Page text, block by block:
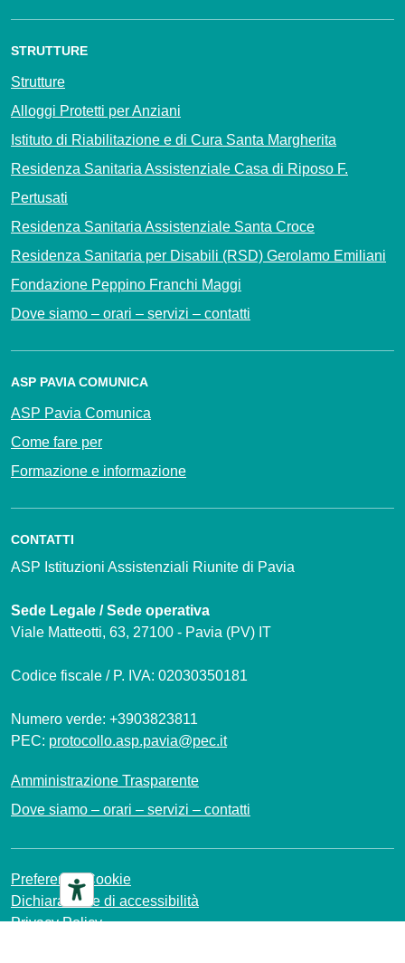
STRUTTURE
Strutture
Alloggi Protetti per Anziani
Istituto di Riabilitazione e di Cura Santa Margherita
Residenza Sanitaria Assistenziale Casa di Riposo F.
Pertusati
Residenza Sanitaria Assistenziale Santa Croce
Residenza Sanitaria per Disabili (RSD) Gerolamo Emiliani
Fondazione Peppino Franchi Maggi
Dove siamo – orari – servizi – contatti
ASP PAVIA COMUNICA
ASP Pavia Comunica
Come fare per
Formazione e informazione
CONTATTI
ASP Istituzioni Assistenziali Riunite di Pavia
Sede Legale / Sede operativa
Viale Matteotti, 63, 27100 - Pavia (PV) IT
Codice fiscale / P. IVA: 02030350181
Numero verde: +3903823811
PEC: protocollo.asp.pavia@pec.it
Amministrazione Trasparente
Dove siamo – orari – servizi – contatti
Preferenze Cookie
Dichiarazione di accessibilità
Privacy Policy